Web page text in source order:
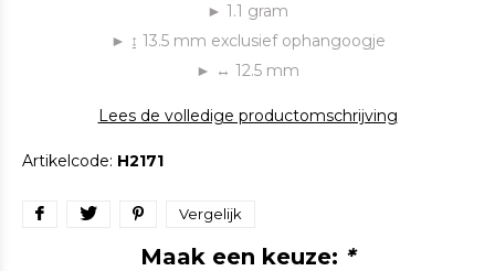
► 1.1 gram
► ↨ 13.5 mm exclusief ophangoogje
► ↔ 12.5 mm
Lees de volledige productomschrijving
Artikelcode: H2171
Vergelijk
Maak een keuze: *